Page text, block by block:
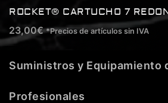
ROCKET® CARTUCHO 7
23,00€ *Precios de artículos sin IVA
Suministros y Equipamiento
Profesionales